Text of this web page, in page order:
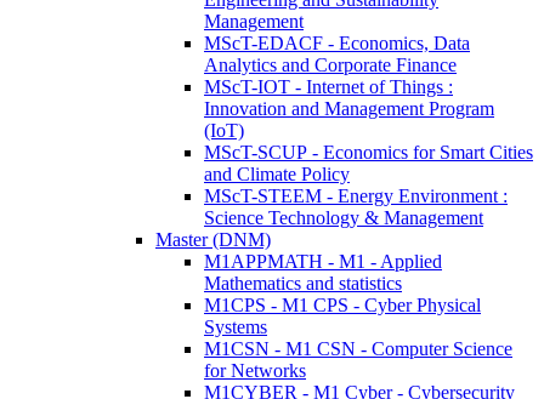
Management
MScT-EDACF - Economics, Data
Analytics and Corporate Finance
MScT-IOT - Internet of Things :
Innovation and Management Program
(IoT)
MScT-SCUP - Economics for Smart Cities
and Climate Policy
MScT-STEEM - Energy Environment :
Science Technology & Management
Master (DNM)
M1APPMATH - M1 - Applied
Mathematics and statistics
M1CPS - M1 CPS - Cyber Physical
Systems
M1CSN - M1 CSN - Computer Science
for Networks
M1CYBER - M1 Cyber - Cybersecurity